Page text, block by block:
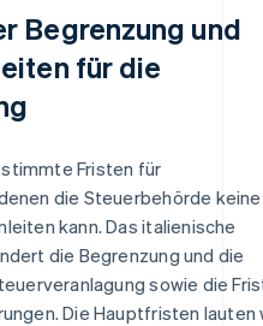
Begrenzung und
für die
Fristen für
die Steuerbehörde keine
kann. Das italienische
die Begrenzung und die
sowie die
Die Hauptfristen lauten